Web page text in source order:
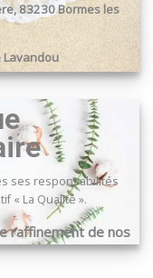
83230 Bormes les
Lavandou
ses responsabilités
« La Qualité ».
raffinement de nos